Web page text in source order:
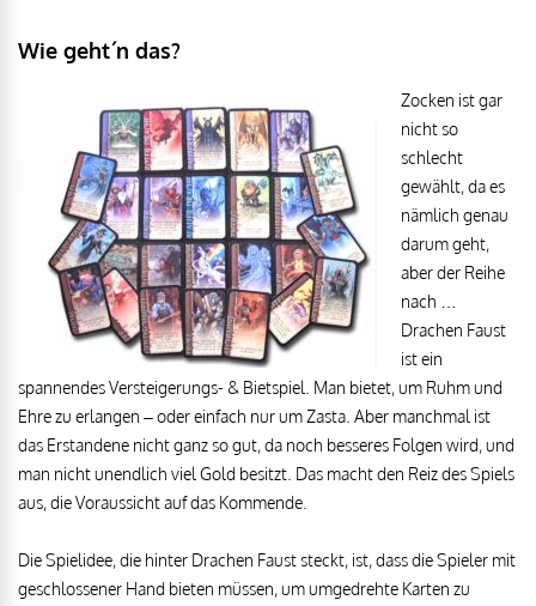
Wie geht´n das?
Zocken ist gar
nicht so
schlecht
gewählt, da es
nämlich genau
darum geht,
aber der Reihe
nach …
Drachen Faust
ist ein
spannendes Versteigerungs- & Bietspiel. Man bietet, um Ruhm und
Ehre zu erlangen – oder einfach nur um Zasta. Aber manchmal ist
das Erstandene nicht ganz so gut, da noch besseres Folgen wird, und
man nicht unendlich viel Gold besitzt. Das macht den Reiz des Spiels
aus, die Voraussicht auf das Kommende.
Die Spielidee, die hinter Drachen Faust steckt, ist, dass die Spieler mit
geschlossener Hand bieten müssen, um umgedrehte Karten zu